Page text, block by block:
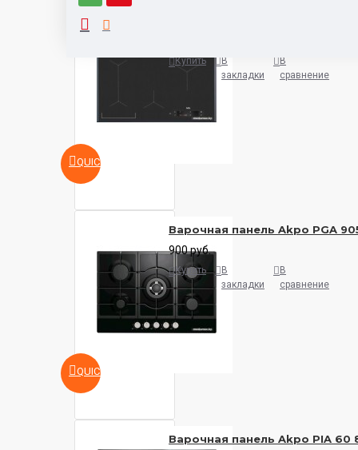
QUICKVIEW
Купить
В
закладки
В
сравнение
QUICKVIEW
Варочная панель Akpo PGA
900 руб.
Купить
В
закладки
В
сравнение
Варочная панель Akpo PIA 60